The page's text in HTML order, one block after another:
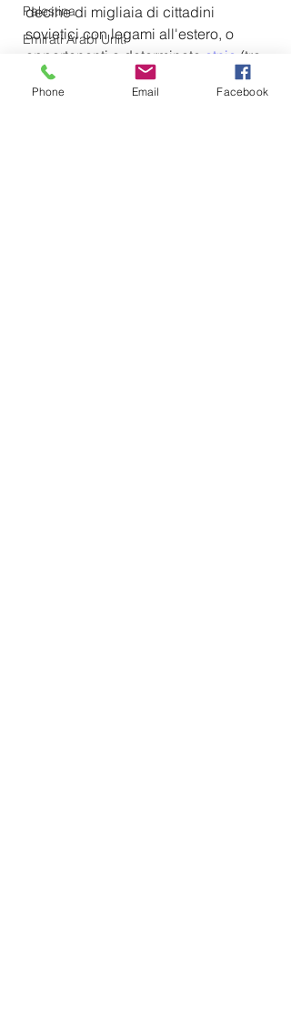
Palestina
Emirati Arabi Uniti
NATO
Vietnam
decine di migliaia di cittadini
sovietici con legami all'estero, o
appartenenti a determinate etnie (tra
cui tedeschi e polacchi) e normali
cittadini,
furono arrestati con
Phone Email Facebook